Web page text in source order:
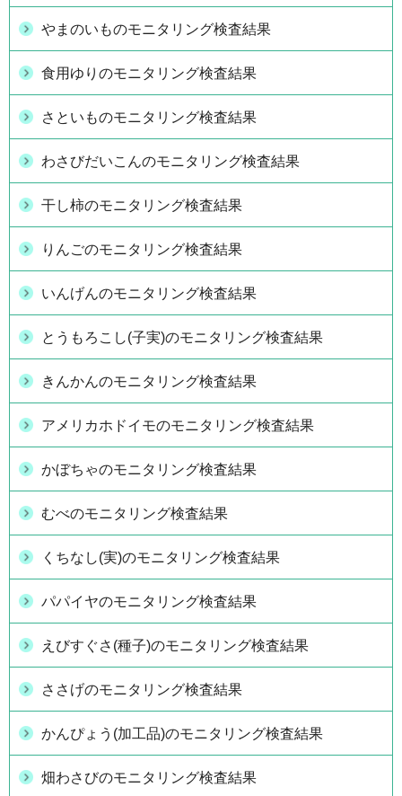
やまのいものモニタリング検査結果
食用ゆりのモニタリング検査結果
さといものモニタリング検査結果
わさびだいこんのモニタリング検査結果
干し柿のモニタリング検査結果
りんごのモニタリング検査結果
いんげんのモニタリング検査結果
とうもろこし(子実)のモニタリング検査結果
きんかんのモニタリング検査結果
アメリカホドイモのモニタリング検査結果
かぼちゃのモニタリング検査結果
むべのモニタリング検査結果
くちなし(実)のモニタリング検査結果
パパイヤのモニタリング検査結果
えびすぐさ(種子)のモニタリング検査結果
ささげのモニタリング検査結果
かんぴょう(加工品)のモニタリング検査結果
畑わさびのモニタリング検査結果